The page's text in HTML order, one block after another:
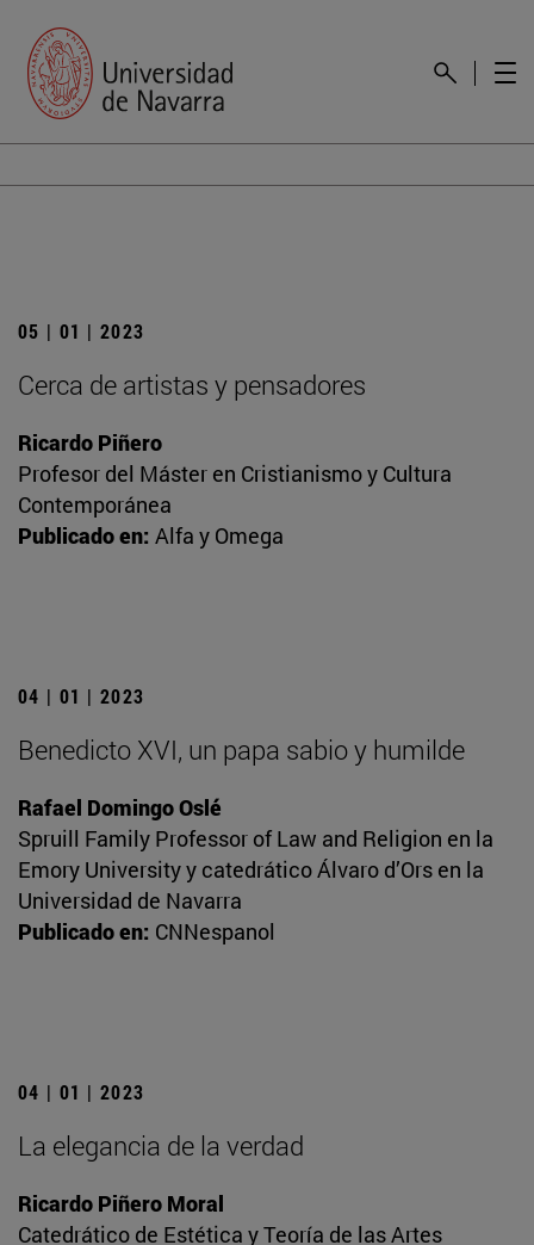
05 | 01 | 2023
Cerca de artistas y pensadores
Ricardo Piñero
Profesor del Máster en Cristianismo y Cultura
Contemporánea
Publicado en: Alfa y Omega
04 | 01 | 2023
Benedicto XVI, un papa sabio y humilde
Rafael Domingo Oslé
Spruill Family Professor of Law and Religion en la
Emory University y catedrático Álvaro d’Ors en la
Universidad de Navarra
Publicado en: CNNespanol
04 | 01 | 2023
La elegancia de la verdad
Ricardo Piñero Moral
Catedrático de Estética y Teoría de las Artes